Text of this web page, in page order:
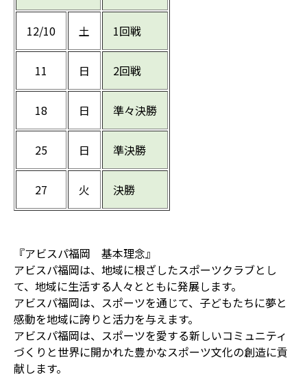
12/10 土 1回戦
11 日 2回戦
18 日 準々決勝
25 日 準決勝
27 火 決勝
『アビスパ福岡 基本理念』
アビスパ福岡は、地域に根ざしたスポーツクラブとし
て、地域に生活する人々とともに発展します。
アビスパ福岡は、スポーツを通じて、子どもたちに夢と
感動を地域に誇りと活力を与えます。
アビスパ福岡は、スポーツを愛する新しいコミュニティ
づくりと世界に開かれた豊かなスポーツ文化の創造に貢
献します。